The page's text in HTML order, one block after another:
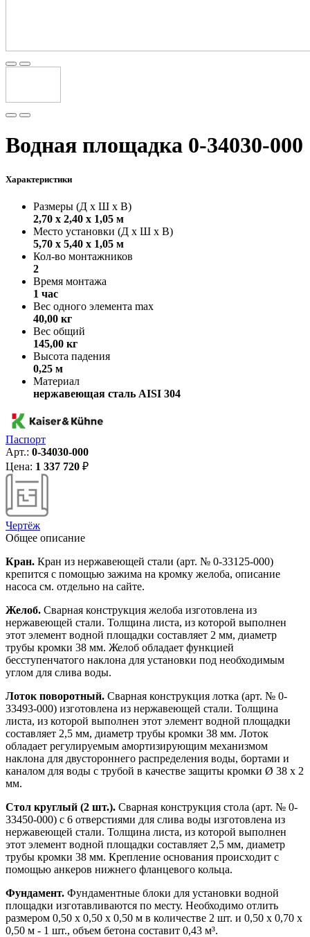
Водная площадка 0-34030-000
Характеристики
Размеры (Д х Ш х В)
2,70 х 2,40 х 1,05 м
Место установки (Д х Ш х В)
5,70 х 5,40 х 1,05 м
Кол-во монтажников
2
Время монтажа
1 час
Вес одного элемента max
40,00 кг
Вес общий
145,00 кг
Высота падения
0,25 м
Материал
нержавеющая сталь AISI 304
Паспорт
Арт.: 0-34030-000
Цена: 1 337 720 ₽
Чертёж
Общее описание
Кран. Кран из нержавеющей стали (арт. № 0-33125-000)
крепится с помощью зажима на кромку желоба, описание
насоса см. отдельно на сайте.
Желоб. Сварная конструкция желоба изготовлена из
нержавеющей стали. Толщина листа, из которой выполнен
этот элемент водной площадки составляет 2 мм, диаметр
трубы кромки 38 мм. Желоб обладает функцией
бесступенчатого наклона для установки под необходимым
углом для слива воды.
Лоток поворотный. Сварная конструкция лотка (арт. № 0-
33493-000) изготовлена из нержавеющей стали. Толщина
листа, из которой выполнен этот элемент водной площадки
составляет 2,5 мм, диаметр трубы кромки 38 мм. Лоток
обладает регулируемым амортизирующим механизмом
наклона для двустороннего распределения воды, бортами и
каналом для воды с трубой в качестве защиты кромки Ø 38 x 2
мм.
Стол круглый (2 шт.). Сварная конструкция стола (арт. № 0-
33450-000) с 6 отверстиями для слива воды изготовлена из
нержавеющей стали. Толщина листа, из которой выполнен
этот элемент водной площадки составляет 2,5 мм, диаметр
трубы кромки 38 мм. Крепление основания происходит с
помощью анкеров нижнего фланцевого кольца.
Фундамент. Фундаментные блоки для установки водной
площадки изготавливаются по месту. Необходимо отлить
размером 0,50 х 0,50 х 0,50 м в количестве 2 шт. и 0,50 х 0,70 х
0,50 м - 1 шт., объем бетона составит 0,43 м³.